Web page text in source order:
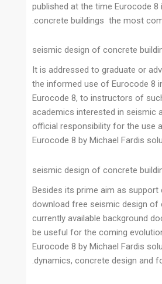
published at the time Eurocode
concrete buildings the most
seismic design of concrete
It is addressed to graduate or
the informed use of Eurocode 8
Eurocode 8, to instructors of
academics interested in seismic
official responsibility for the use
Eurocode 8 by Michael Fardis
seismic design of concrete
Besides its prime aim as
download free seismic design of
currently available background
be useful for the coming
Eurocode 8 by Michael Fardis
dynamics, concrete design and